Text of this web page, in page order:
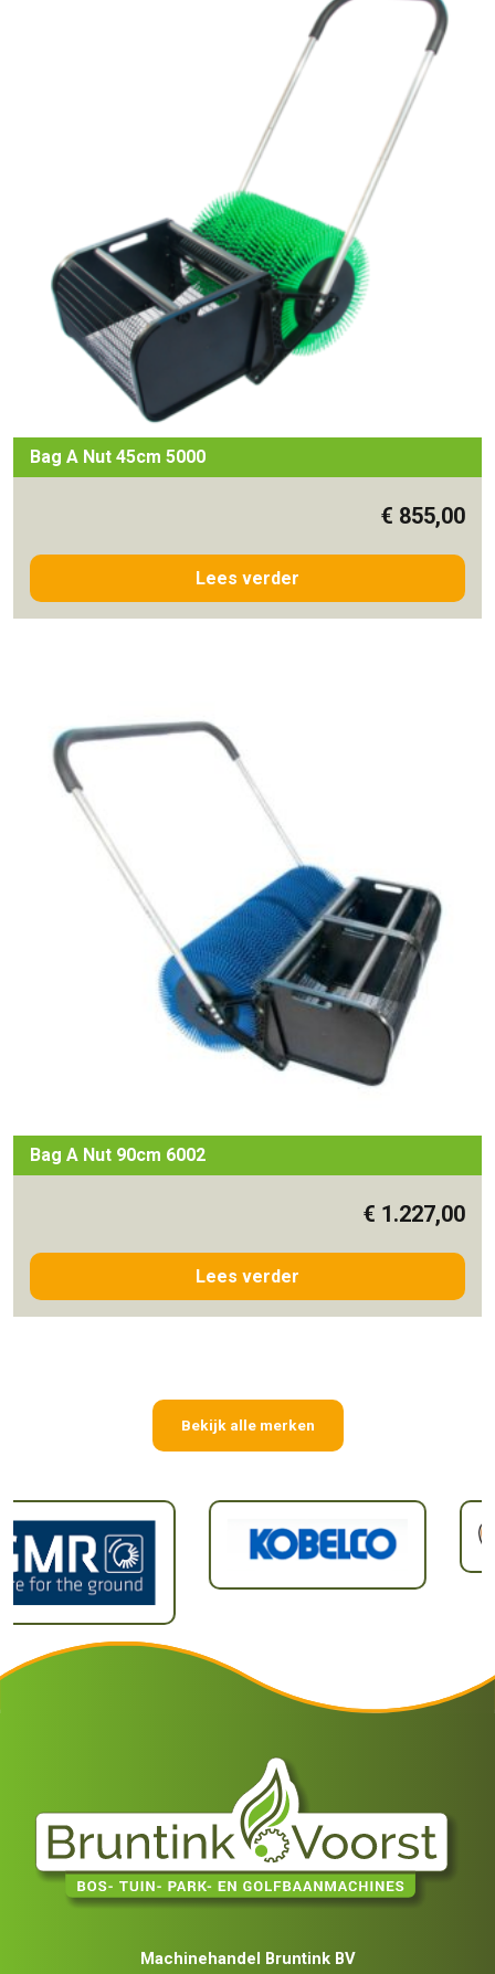
Bag A Nut 45cm 5000
€ 855,00
Lees verder
Bag A Nut 90cm 6002
€ 1.227,00
Lees verder
Bekijk alle merken
Machinehandel Bruntink BV